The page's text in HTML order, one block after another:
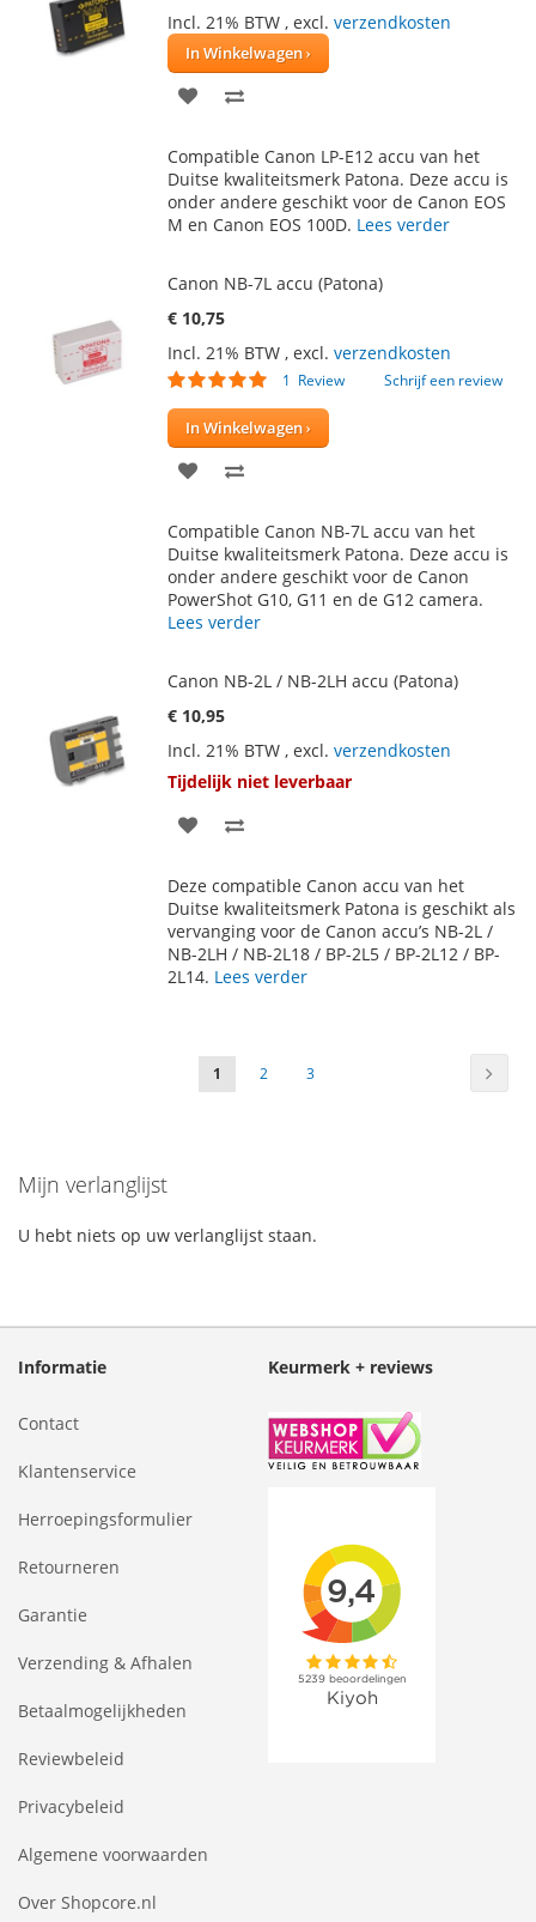
Incl. 21% BTW , excl. verzendkosten
In Winkelwagen
VOEG
AAN
VERLANGLIJST
TE
VERGELIJKEN
Compatible Canon LP-E12 accu van het
Duitse kwaliteitsmerk Patona. Deze accu is
onder andere geschikt voor de Canon EOS
M en Canon EOS 100D. Lees verder
Canon NB-7L accu (Patona)
€ 10,75
Incl. 21% BTW , excl. verzendkosten
Waardering:
1 Review Schrijf een review
In Winkelwagen
VOEG
AAN
VERLANGLIJST
TE
VERGELIJKEN
Compatible Canon NB-7L accu van het
Duitse kwaliteitsmerk Patona. Deze accu is
onder andere geschikt voor de Canon
PowerShot G10, G11 en de G12 camera.
Lees verder
Canon NB-2L / NB-2LH accu (Patona)
€ 10,95
Incl. 21% BTW , excl. verzendkosten
Tijdelijk niet leverbaar
VOEG
AAN
VERLANGLIJST
TE
VERGELIJKEN
Deze compatible Canon accu van het
Duitse kwaliteitsmerk Patona is geschikt als
vervanging voor de Canon accu’s NB-2L /
NB-2LH / NB-2L18 / BP-2L5 / BP-2L12 / BP-
2L14. Lees verder
Pagina
U1 Pagina
2 Pagina
3
Mijn verlanglijst
U hebt niets op uw verlanglijst staan.
Informatie
Contact
Klantenservice
Herroepingsformulier
Retourneren
Garantie
Verzending & Afhalen
Betaalmogelijkheden
Reviewbeleid
Privacybeleid
Algemene voorwaarden
Over Shopcore.nl
Keurmerk + reviews